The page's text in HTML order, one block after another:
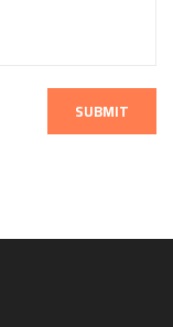
SUBMIT